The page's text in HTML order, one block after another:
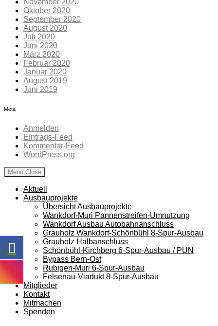
Oktober 2020
September 2020
August 2020
Juli 2020
Juni 2020
März 2020
Februar 2020
Januar 2020
August 2019
Juni 2019
Meta
Anmelden
Eintrags-Feed
Kommentar-Feed
WordPress.org
Menu Close
Aktuell
Ausbauprojekte
Übersicht Ausbauprojekte
Wankdorf-Muri Pannenstreifen-Umnutzung
Wankdorf Ausbau Autobahnanschluss
Grauholz Wankdorf-Schönbühl 8-Spur-Ausbau
Grauholz Halbanschluss
Schönbühl-Kirchberg 6-Spur-Ausbau / PUN
Bypass Bern-Ost
Rubigen-Muri 6-Spur-Ausbau
Felsenau-Viadukt 8-Spur-Ausbau
Mitglieder
Kontakt
Mitmachen
Spenden